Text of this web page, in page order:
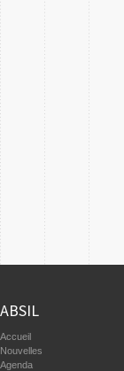
ABSIL
Accueil
Nouvelles
Agenda